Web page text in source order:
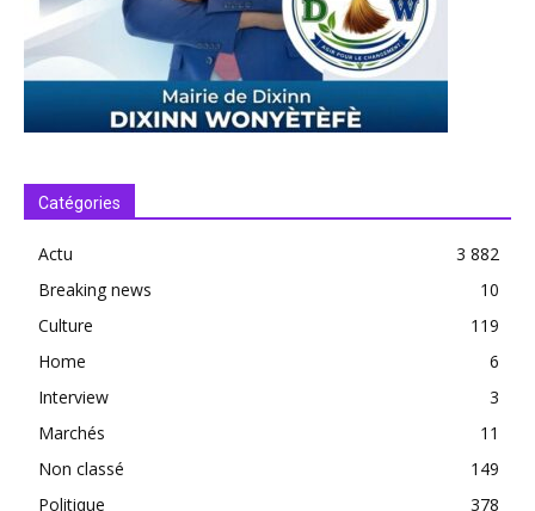
Catégories
Actu
3 882
Breaking news
10
Culture
119
Home
6
Interview
3
Marchés
11
Non classé
149
Politique
378